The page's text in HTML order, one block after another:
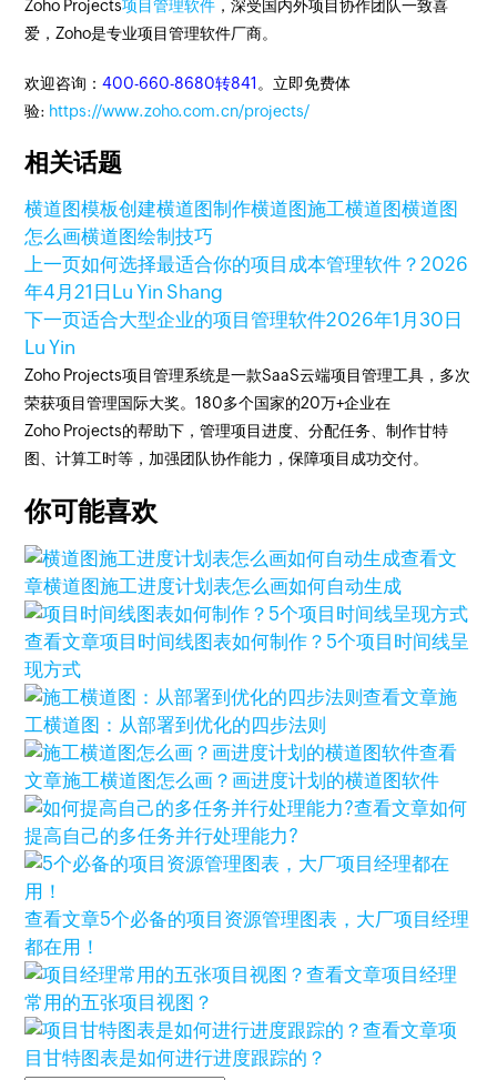
Zoho Projects项目管理软件 ，深受国内外项目协作团队一致喜
爱，Zoho是专业项目管理软件厂商。
欢迎咨询：400-660-8680转841 。立即免费体
验: https://www.zoho.com.cn/projects/
相关话题
横道图模板创建横道图制作横道图施工横道图横道图
怎么画横道图绘制技巧
上一页如何选择最适合你的项目成本管理软件？2026
年4月21日 Lu Yin Shang
下一页适合大型企业的项目管理软件2026年1月30日
Lu Yin
Zoho Projects项目管理系统是一款SaaS云端项目管理工具，多次
荣获项目管理国际大奖。180多个国家的20万+企业在
Zoho Projects的帮助下，管理项目进度、分配任务、制作甘特
图、计算工时等，加强团队协作能力，保障项目成功交付。
你可能喜欢
查看文
章横道图施工进度计划表怎么画如何自动生成
查看文章项目时间线图表如何制作？5个项目时间线呈
现方式
查看文章施
工横道图：从部署到优化的四步法则
查看
文章施工横道图怎么画？画进度计划的横道图软件
查看文章如何
提高自己的多任务并行处理能力?
查看文章5个必备的项目资源管理图表，大厂项目经理
都在用！
查看文章项目经理
常用的五张项目视图？
查看文章项
目甘特图表是如何进行进度跟踪的？